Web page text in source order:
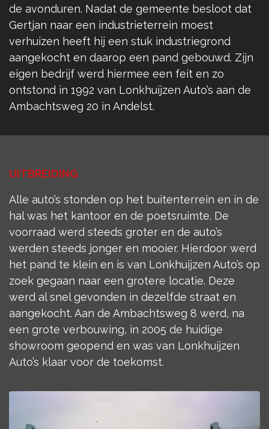
de avonduren. Nadat de gemeente besloot dat
Gertjan naar een industrieterrein moest
verhuizen heeft hij een stuk industriegrond
aangekocht en daarop een pand gebouwd. Zijn
eigen bedrijf werd hiermee een feit en zo
ontstond in 1992 van Lonkhuijzen Auto’s aan de
Ambachtsweg 20 in Andelst.
UITBREIDING
Alle auto’s stonden op het buitenterrein en in de
hal was het kantoor en de poetsruimte. De
voorraad werd steeds groter en de auto’s
werden steeds jonger en mooier. Hierdoor werd
het pand te klein en is van Lonkhuijzen Auto’s op
zoek gegaan naar een grotere locatie. Deze
werd al snel gevonden in dezelfde straat en
aangekocht. Aan de Ambachtsweg 8 werd, na
een grote verbouwing, in 2005 de huidige
showroom geopend en was van Lonkhuijzen
Auto’s klaar voor de toekomst.